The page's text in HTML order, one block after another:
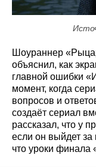
Шоураннер
объяснил, как
главной ошибки
момент, когда
вопросов и
создаёт сериал
рассказал, что у
если он выйдет
что уроки финала